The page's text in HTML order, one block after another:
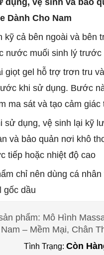
dụng, vệ sinh và bảo
Dành Cho Nam
kỹ cả bên ngoài và bên
nước muối sinh lý trước
giọt gel hỗ trợ trơn tru
khi sử dụng. Bước
ma sát và tạo cảm giác
sử dụng, vệ sinh lại kỹ
và bảo quản nơi khô
tiếp hoặc nhiệt độ cao
chỉ nên dùng cá
gốc dầu
phẩm: Mô Hình
– Mềm Mại, Chân
Tình Trạng: Còn